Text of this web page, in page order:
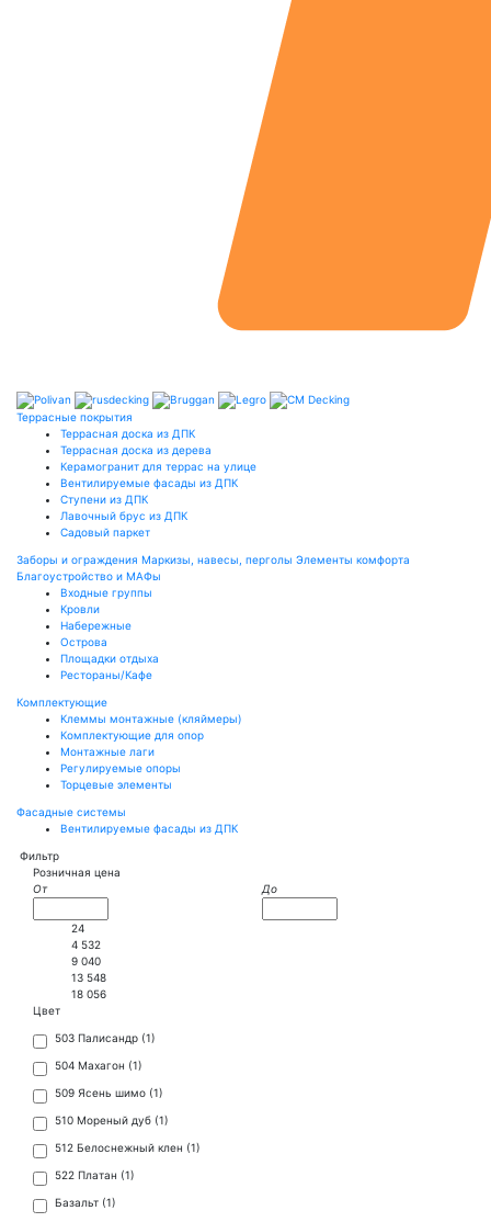
Террасные покрытия
Террасная доска из ДПК
Террасная доска из дерева
Керамогранит для террас на улице
Вентилируемые фасады из ДПК
Ступени из ДПК
Лавочный брус из ДПК
Садовый паркет
Заборы и ограждения Маркизы, навесы, перголы Элементы комфорта
Благоустройство и МАФы
Входные группы
Кровли
Набережные
Острова
Площадки отдыха
Рестораны/Кафе
Комплектующие
Клеммы монтажные (кляймеры)
Комплектующие для опор
Монтажные лаги
Регулируемые опоры
Торцевые элементы
Фасадные системы
Вентилируемые фасады из ДПК
Фильтр
Розничная цена
От
До
24
4 532
9 040
13 548
18 056
Цвет
503 Палисандр (1)
504 Махагон (1)
509 Ясень шимо (1)
510 Мореный дуб (1)
512 Белоснежный клен (1)
522 Платан (1)
Базальт (1)